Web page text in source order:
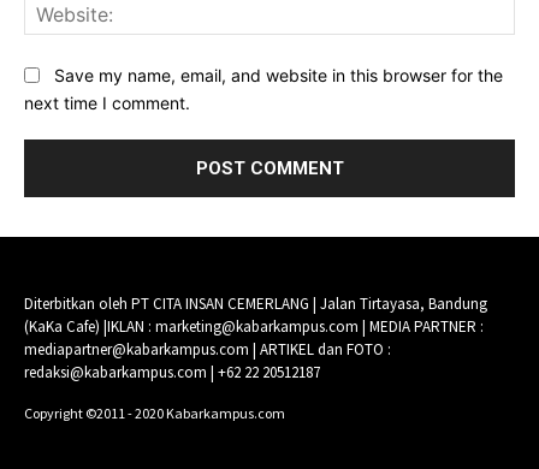
Save my name, email, and website in this browser for the
next time I comment.
Diterbitkan oleh PT CITA INSAN CEMERLANG | Jalan Tirtayasa, Bandung
(KaKa Cafe) |IKLAN : marketing@kabarkampus.com | MEDIA PARTNER :
mediapartner@kabarkampus.com | ARTIKEL dan FOTO :
redaksi@kabarkampus.com | +62 22 20512187
Copyright ©2011 - 2020 Kabarkampus.com